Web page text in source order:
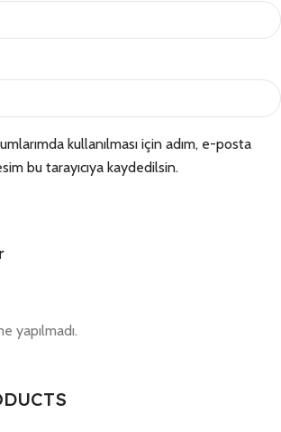
yapılmadı.
kullanılması için adım, e-posta
bu tarayıcıya kaydedilsin.